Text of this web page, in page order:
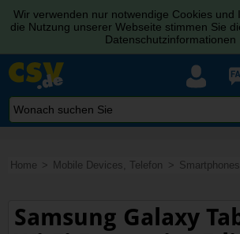
Wir verwenden nur notwendige Cookies und
die Nutzung unserer Webseite stimmen Sie
Datenschutzinformationen
Home Mobile Devices, Telefon
Samsung Galaxy